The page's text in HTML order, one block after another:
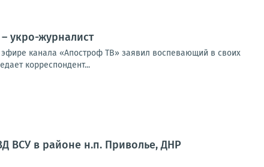
укро-журналист
канала «Апостроф ТВ» заявил воспевающий в своих
корреспондент...
ВСУ в районе н.п. Приволье, ДНР